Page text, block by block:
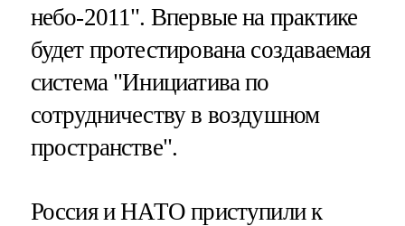
небо-2011". Впервые на практике
будет протестирована создаваемая
система "Инициатива по
сотрудничеству в воздушном
пространстве".
Россия и НАТО приступили к